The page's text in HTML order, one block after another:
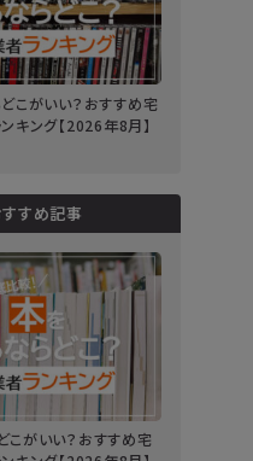
こがいい？おすすめ宅
キング【2026年8月】
すめ記事
こがいい？おすすめ宅